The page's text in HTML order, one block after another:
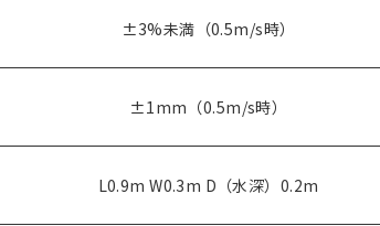
±3%未満（0.5m/s時）
±1mm（0.5m/s時）
L0.9m W0.3m D（水深）0.2m